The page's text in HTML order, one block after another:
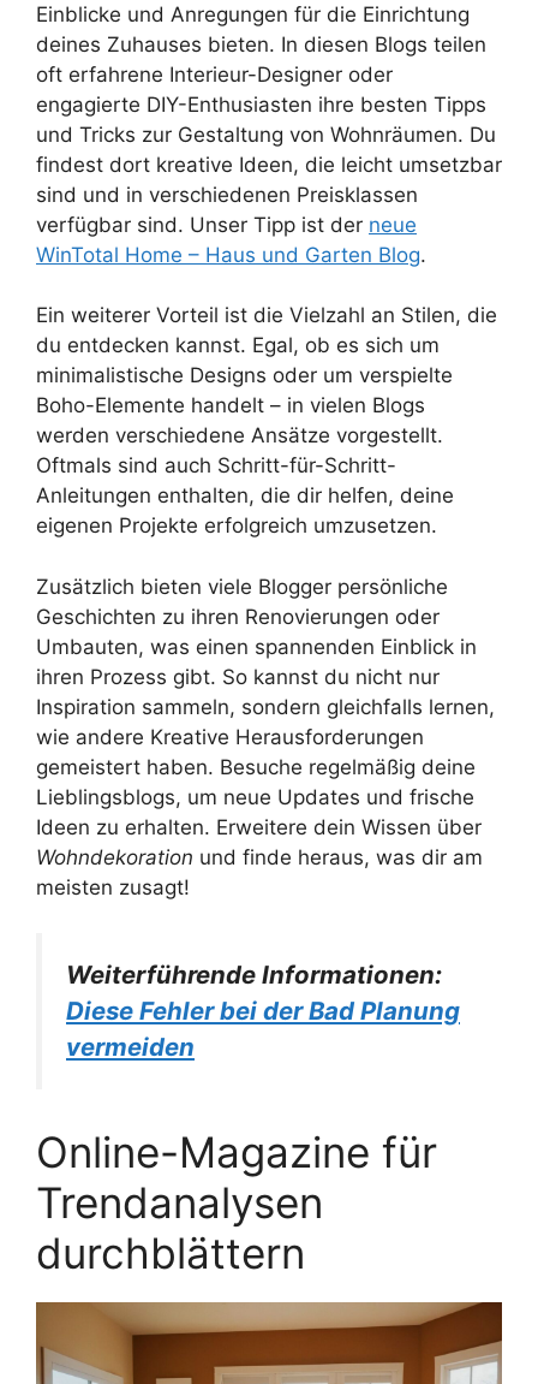
Einblicke und Anregungen für die Einrichtung
deines Zuhauses bieten. In diesen Blogs teilen
oft erfahrene Interieur-Designer oder
engagierte DIY-Enthusiasten ihre besten Tipps
und Tricks zur Gestaltung von Wohnräumen. Du
findest dort kreative Ideen, die leicht umsetzbar
sind und in verschiedenen Preisklassen
verfügbar sind. Unser Tipp ist der neue
WinTotal Home – Haus und Garten Blog.
Ein weiterer Vorteil ist die Vielzahl an Stilen, die
du entdecken kannst. Egal, ob es sich um
minimalistische Designs oder um verspielte
Boho-Elemente handelt – in vielen Blogs
werden verschiedene Ansätze vorgestellt.
Oftmals sind auch Schritt-für-Schritt-
Anleitungen enthalten, die dir helfen, deine
eigenen Projekte erfolgreich umzusetzen.
Zusätzlich bieten viele Blogger persönliche
Geschichten zu ihren Renovierungen oder
Umbauten, was einen spannenden Einblick in
ihren Prozess gibt. So kannst du nicht nur
Inspiration sammeln, sondern gleichfalls lernen,
wie andere Kreative Herausforderungen
gemeistert haben. Besuche regelmäßig deine
Lieblingsblogs, um neue Updates und frische
Ideen zu erhalten. Erweitere dein Wissen über
Wohndekoration und finde heraus, was dir am
meisten zusagt!
Weiterführende Informationen:
Diese Fehler bei der Bad Planung
vermeiden
Online-Magazine für
Trendanalysen
durchblättern